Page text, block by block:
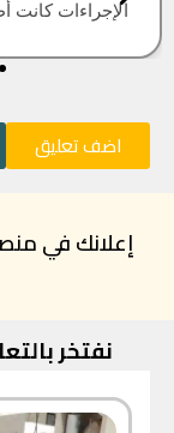
العقار اللي
اضف تعليق
إعلانك في
نفتخر